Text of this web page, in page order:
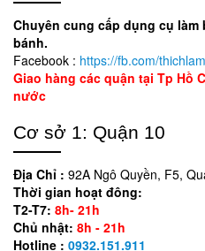
Chuyên cung cấp dụng cụ làm
bánh.
Facebook : https://fb.com/
Giao hàng các quận tại Tp Hồ
nước
Cơ sở 1: Quận 10
Địa Chỉ : 92A Ngô Quyền, F5,
Thời gian hoạt đông:
T2-T7: 8h- 21h
Chủ nhật: 8h - 21h
Hotline : 0932.151.911